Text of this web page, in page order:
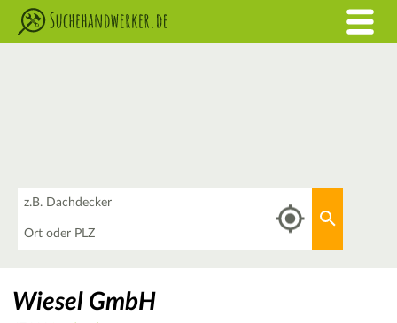
Wiesel GmbH